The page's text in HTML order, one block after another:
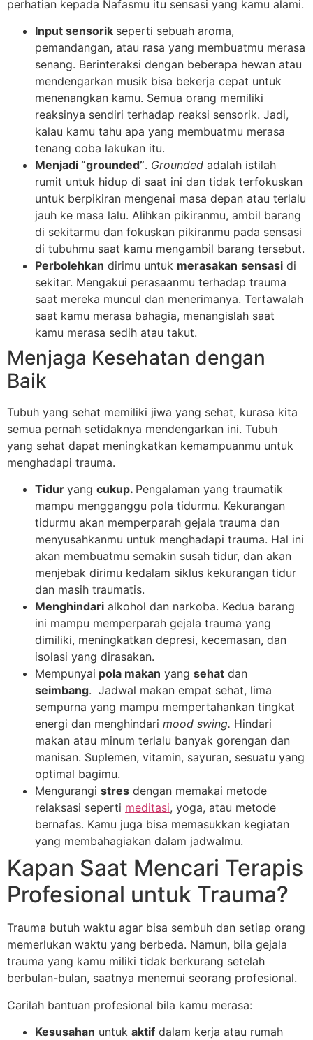
perhatian kepada Nafasmu itu sensasi yang kamu alami.
Input sensorik seperti sebuah aroma,
pemandangan, atau rasa yang membuatmu merasa
senang. Berinteraksi dengan beberapa hewan atau
mendengarkan musik bisa bekerja cepat untuk
menenangkan kamu. Semua orang memiliki
reaksinya sendiri terhadap reaksi sensorik. Jadi,
kalau kamu tahu apa yang membuatmu merasa
tenang coba lakukan itu.
Menjadi “grounded”. Grounded adalah istilah
rumit untuk hidup di saat ini dan tidak terfokuskan
untuk berpikiran mengenai masa depan atau terlalu
jauh ke masa lalu. Alihkan pikiranmu, ambil barang
di sekitarmu dan fokuskan pikiranmu pada sensasi
di tubuhmu saat kamu mengambil barang tersebut.
Perbolehkan dirimu untuk merasakan sensasi di
sekitar. Mengakui perasaanmu terhadap trauma
saat mereka muncul dan menerimanya. Tertawalah
saat kamu merasa bahagia, menangislah saat
kamu merasa sedih atau takut.
Menjaga Kesehatan dengan
Baik
Tubuh yang sehat memiliki jiwa yang sehat, kurasa kita
semua pernah setidaknya mendengarkan ini. Tubuh
yang sehat dapat meningkatkan kemampuanmu untuk
menghadapi trauma.
Tidur yang cukup. Pengalaman yang traumatik
mampu mengganggu pola tidurmu. Kekurangan
tidurmu akan memperparah gejala trauma dan
menyusahkanmu untuk menghadapi trauma. Hal ini
akan membuatmu semakin susah tidur, dan akan
menjebak dirimu kedalam siklus kekurangan tidur
dan masih traumatis.
Menghindari alkohol dan narkoba. Kedua barang
ini mampu memperparah gejala trauma yang
dimiliki, meningkatkan depresi, kecemasan, dan
isolasi yang dirasakan.
Mempunyai pola makan yang sehat dan
seimbang. Jadwal makan empat sehat, lima
sempurna yang mampu mempertahankan tingkat
energi dan menghindari mood swing. Hindari
makan atau minum terlalu banyak gorengan dan
manisan. Suplemen, vitamin, sayuran, sesuatu yang
optimal bagimu.
Mengurangi stres dengan memakai metode
relaksasi seperti meditasi, yoga, atau metode
bernafas. Kamu juga bisa memasukkan kegiatan
yang membahagiakan dalam jadwalmu.
Kapan Saat Mencari Terapis
Profesional untuk Trauma?
Trauma butuh waktu agar bisa sembuh dan setiap orang
memerlukan waktu yang berbeda. Namun, bila gejala
trauma yang kamu miliki tidak berkurang setelah
berbulan-bulan, saatnya menemui seorang profesional.
Carilah bantuan profesional bila kamu merasa:
Kesusahan untuk aktif dalam kerja atau rumah